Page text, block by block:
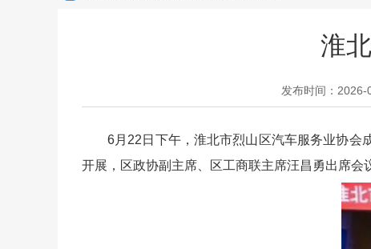
淮
发布时间：2026-
6月22日下午，淮北市烈山区汽车服务业协会
开展，区政协副主席、区工商联主席汪昌勇出席会